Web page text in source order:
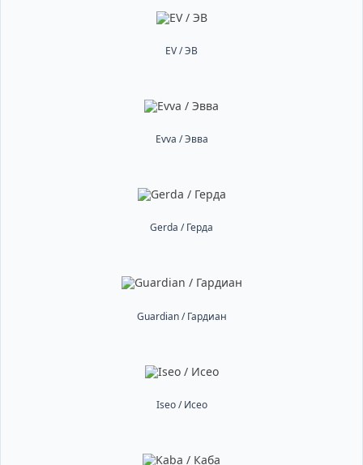
EV / ЭВ
Evva / Эвва
Gerda / Герда
Guardian / Гардиан
Iseo / Исео